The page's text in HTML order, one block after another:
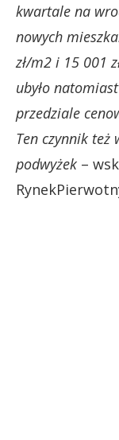
kwartale na
nowych
zł/m2 i 15 001
ubyło
przedziale
Ten czynnik też
podwyżek –